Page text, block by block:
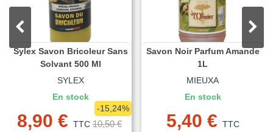
Sylex Savon Bricoleur Sans
Solvant 500 Ml
SYLEX
En stock
8,90 € TTC 10,50 €
-15,24%
Savon Noir Parfum Amande
1L
MIEUXA
En stock
5,40 € TTC